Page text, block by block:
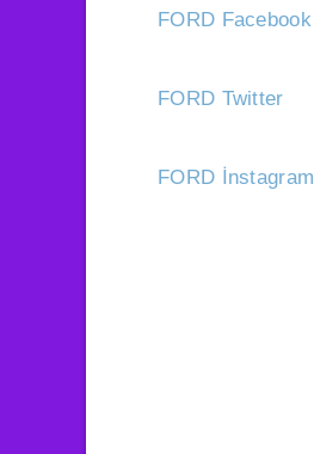
FORD Facebook
FORD Twitter
FORD İnstagram